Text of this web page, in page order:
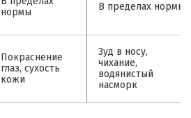
нормы
В пределах нормы
Покраснение
глаз, сухость
кожи
Зуд в носу,
чихание,
водянистый
насморк